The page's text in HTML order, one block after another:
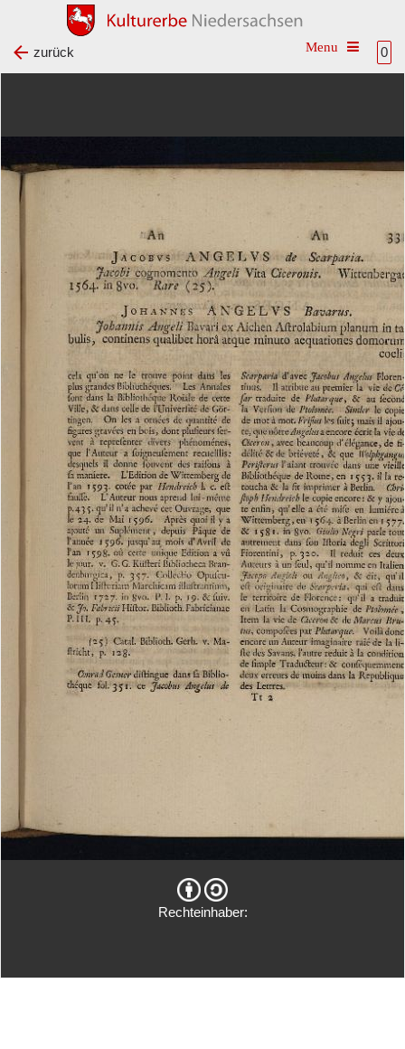
0
Toggle
zurück
Rechteinhaber: